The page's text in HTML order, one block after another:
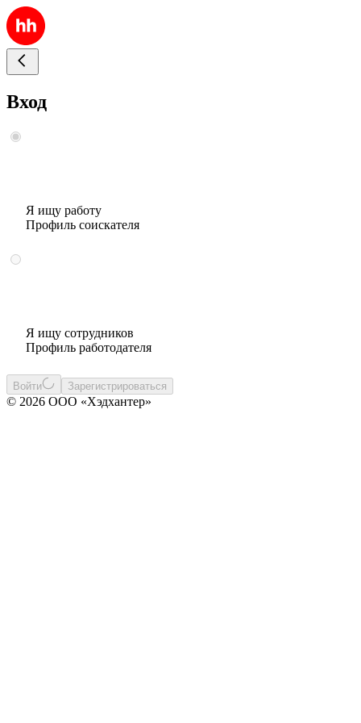
Вход
Я ищу работу
Профиль соискателя
Я ищу сотрудников
Профиль работодателя
Войти Зарегистрироваться
© 2026 ООО «Хэдхантер»